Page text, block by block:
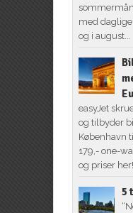
med
og i august...
easyJet
og tilbyder
København
179,- one-
og priser her!
5